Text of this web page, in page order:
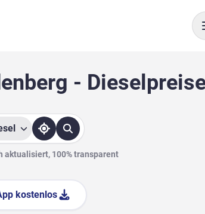
-
aktualisiert, 100% transparent
kostenlos